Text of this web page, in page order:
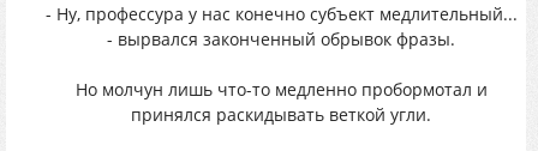
- Ну, профессура у нас конечно субъект медлительный...
- вырвался законченный обрывок фразы.
Но молчун лишь что-то медленно пробормотал и
принялся раскидывать веткой угли.